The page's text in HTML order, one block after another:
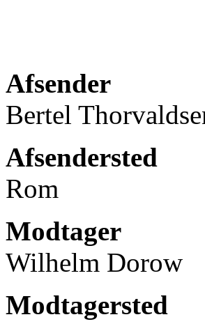
Afsender
Bertel
Afsendersted
Rom
Modtager
Wilhelm Dorow
Modtagersted